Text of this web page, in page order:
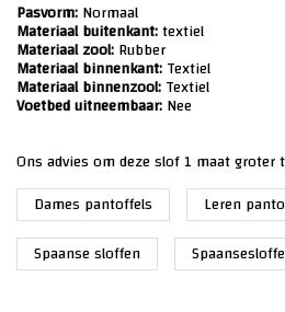
Pasvorm:Normaal
Materiaal buitenkant:textiel
Materiaal zool:Rubber
Materiaal binnenkant:Textiel
Materiaal binnenzool:Textiel
Voetbed uitneembaar:Nee
Ons advies om deze slof 1 maat groter
Dames pantoffels
Leren
Spaanse sloffen